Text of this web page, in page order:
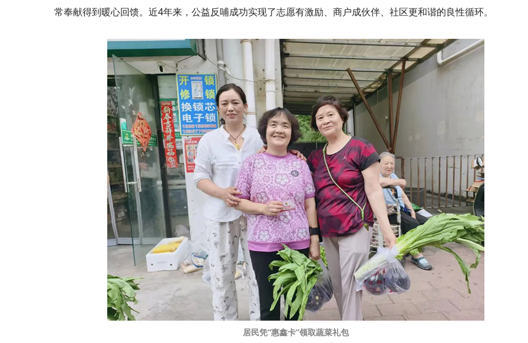
常奉献得到暖心回馈。近4年来，公益反哺成功实现了志愿有激励、商户成伙伴、社区更和谐的良性循环。
居民凭“惠鑫卡”领取蔬菜礼包